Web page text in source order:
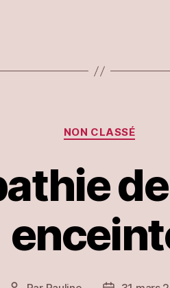
Catégories
NON CLASSÉ